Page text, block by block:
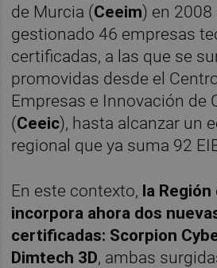
de Murcia (Ceeim) en 2008
gestionado 46 empresas
certificadas, a las que se
promovidas desde el
Empresas e Innovación de
(Ceeic), hasta alcanzar un
regional que ya suma 92
En este contexto, la
incorpora ahora dos
certificadas: Scorpion
Dimtech 3D, ambas